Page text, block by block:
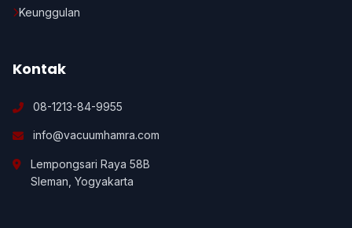
Keunggulan
Kontak
08-1213-84-9955
info@vacuumhamra.com
Lempongsari Raya 58B
Sleman, Yogyakarta